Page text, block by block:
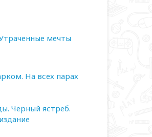
мечты
На всех парах
Черный ястреб.